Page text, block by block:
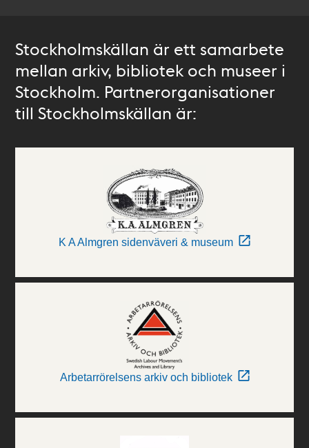
Stockholmskällan är ett samarbete
mellan arkiv, bibliotek och museer i
Stockholm. Partnerorganisationer
till Stockholmskällan är:
K A Almgren sidenväveri & museum
Arbetarrörelsens arkiv och bibliotek